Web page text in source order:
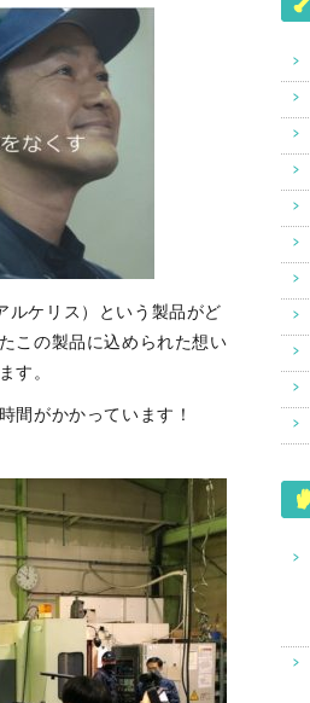
ルケリス）という製品がど
この製品に込められた想い
す。
間がかかっています！